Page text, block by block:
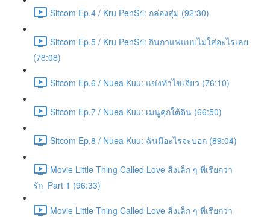
Sitcom Ep.4 / Kru PenSri: กล่องสุ่ม (92:30)
Sitcom Ep.5 / Kru PenSri: กินกาแฟแบบไม่ใส่อะไรเลย
(78:08)
Sitcom Ep.6 / Nuea Kuu: แข่งทำไข่เจียว (76:10)
Sitcom Ep.7 / Nuea Kuu: เมนูคุกใต้ดิน (66:50)
Sitcom Ep.8 / Nuea Kuu: ฉันมีอะไรจะบอก (89:04)
Movie Little Thing Called Love สิ่งเล็ก ๆ ที่เรียกว่า
รัก_Part 1 (96:33)
Movie Little Thing Called Love สิ่งเล็ก ๆ ที่เรียกว่า